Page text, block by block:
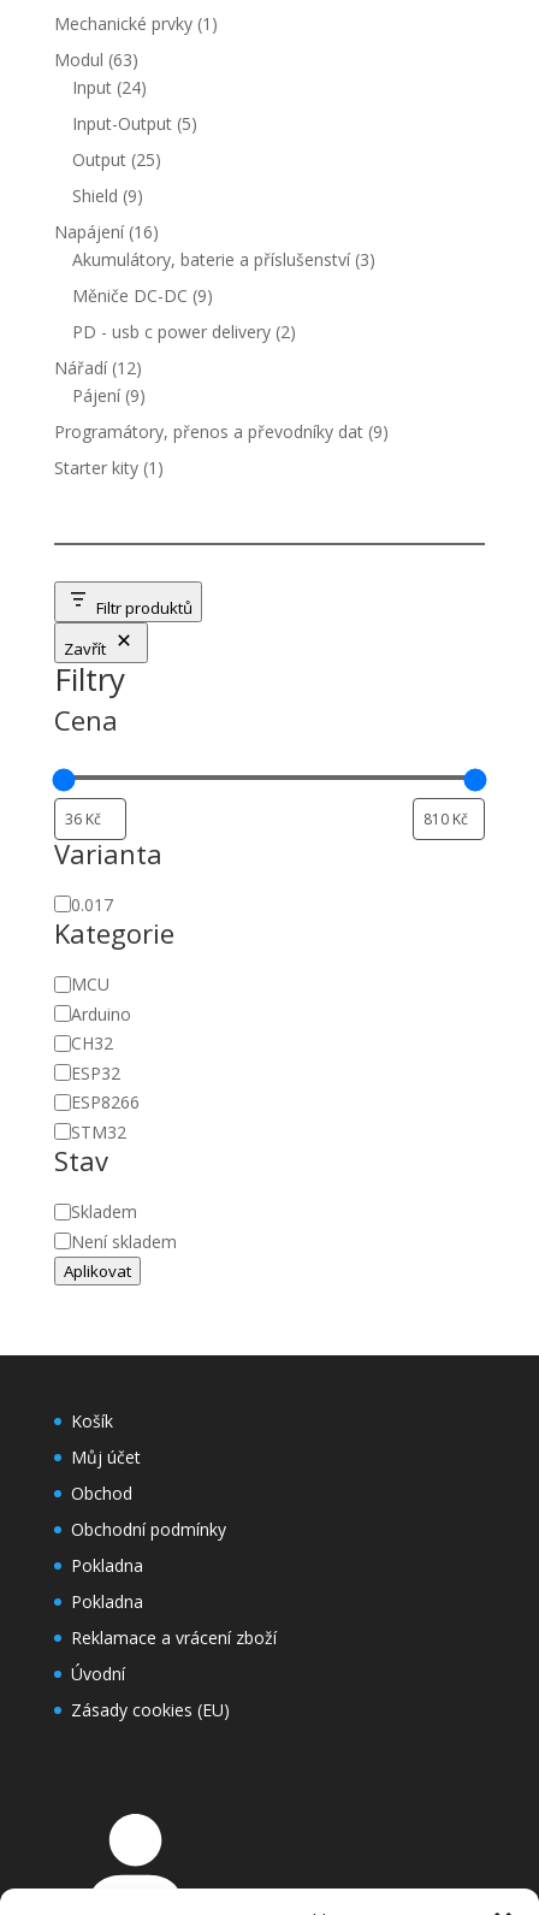
produkt
Mechanické prvky 1 1
Modul 6363
produktů
Input 2424
produktů
Input-Output 55
Output 2525
Shield 99
produktů
Napájení 1616
produktů
Akumulátory, baterie a příslušenství 33
Měniče DC-DC 99
produktů
PD - usb c power delivery 22
Nářadí 1212
produktů
Pájení 99
produktů
Programátory, přenos a převodníky dat 99
Starter kity 1 1
Filtr produktů
Zavřít
Filtry
Cena
Varianta
Proud
[A]
0.017
Kategorie
Kategorie
MCU
Arduino
CH32
ESP32
ESP8266
STM32
Stav
StavSkladem
Není skladem
Aplikovat
Košík
Můj účet
Obchod
Obchodní podmínky
Pokladna
Pokladna
Reklamace a vrácení zboží
Úvodní
Zásady cookies (EU)